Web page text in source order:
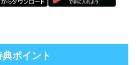
典ポイント